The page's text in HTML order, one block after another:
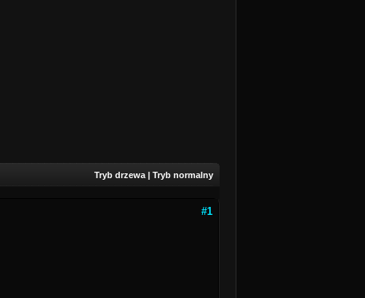
Tryb drzewa | Tryb normalny
#1